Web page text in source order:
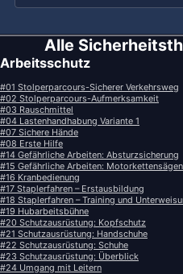
u
ß
z
e
i
l
e
Alle
Arbeitsschutz
#01 Stolperparcours-Sicherer Verkehrsweg
#02 Stolperparcours-Aufmerksamkeit
#03 Rauschmittel
#04 Lastenhandhabung Variante 1
#07 Sichere Hände
#08 Erste Hilfe
#14 Gefährliche Arbeiten: Absturzsicherung
#15 Gefährliche Arbeiten: Motorkettensägen
#16 Kranbedienung
#17 Staplerfahren – Erstausbildung
#18 Staplerfahren – Training und
#19 Hubarbeitsbühne
#20 Schutzausrüstung: Kopfschutz
#21 Schutzausrüstung: Handschuhe
#22 Schutzausrüstung: Schuhe
#23 Schutzausrüstung: Überblick
#24 Umgang mit Leitern